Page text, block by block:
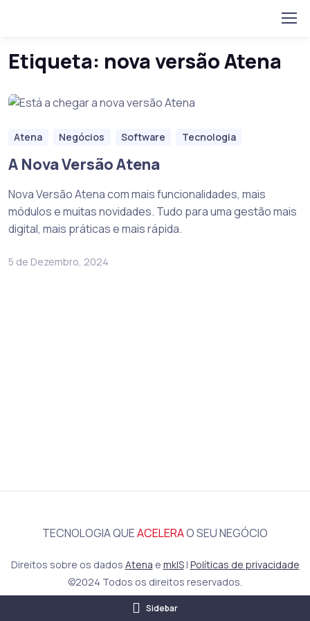
Etiqueta: nova versão Atena
Atena Negócios Software Tecnologia
A Nova Versão Atena
Nova Versão Atena com mais funcionalidades, mais
módulos e muitas novidades. Tudo para uma gestão mais
digital, mais práticas e mais rápida.
5 de Dezembro, 2024
Sidebar
TECNOLOGIA QUEACELERAO SEU NEGÓCIO
Direitos sobre os dados Atena e mkIS| Políticas de privacidade
©2024 Todos os direitos reservados.